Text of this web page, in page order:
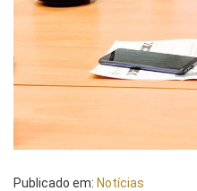
Publicado em: Notícias